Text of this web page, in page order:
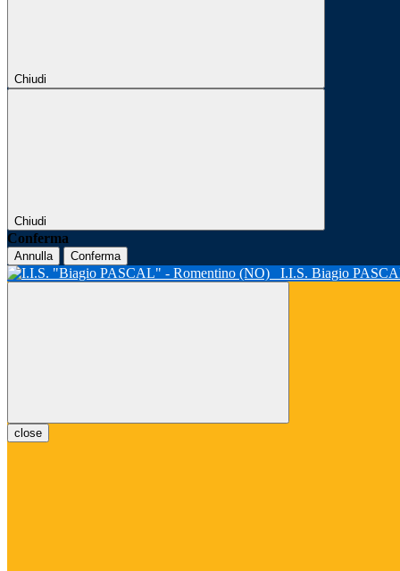
Chiudi
Chiudi
Conferma
Annulla Conferma
I.I.S. Biagio
close